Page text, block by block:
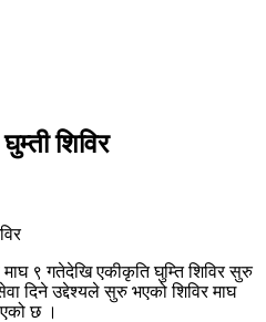
शिविर
९ गतेदेखि एकीकृति घुम्ति शिविर सुरु
दिने उद्देश्यले सुरु भएको शिविर माघ
छ ।